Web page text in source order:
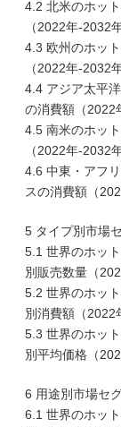
4.2 北米のホッ
（2022年-2032年
4.3 欧州のホッ
（2022年-2032年
4.4 アジア太平
の消費額（2022
4.5 南米のホッ
（2022年-2032年
4.6 中東・アフ
スの消費額（
5 タイプ別市場
5.1 世界のホッ
別販売数量（
5.2 世界のホッ
別消費額（2022
5.3 世界のホッ
別平均価格（
6 用途別市場セ
6.1 世界のホッ